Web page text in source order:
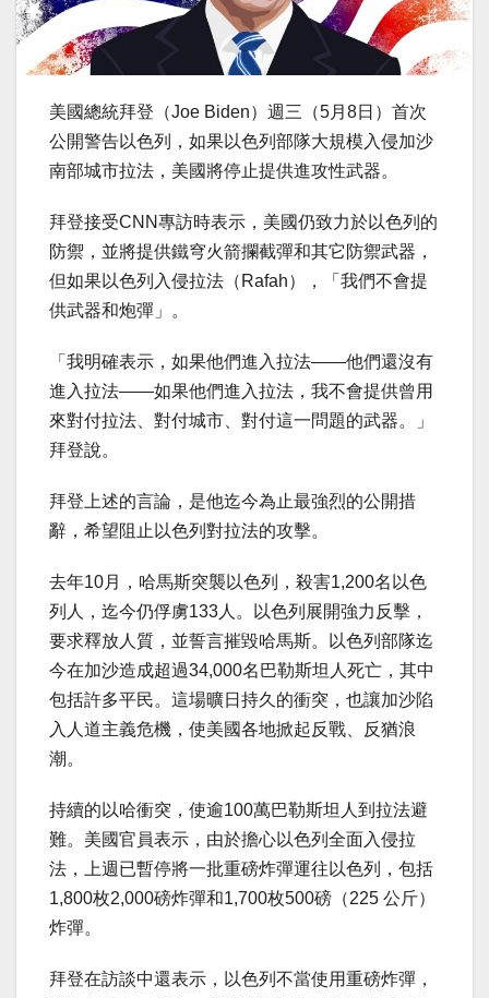
美國總統拜登（Joe Biden）週三（5月8日）首次
公開警告以色列，如果以色列部隊大規模入侵加沙
南部城市拉法，美國將停止提供進攻性武器。
拜登接受CNN專訪時表示，美國仍致力於以色列的
防禦，並將提供鐵穹火箭攔截彈和其它防禦武器，
但如果以色列入侵拉法（Rafah），「我們不會提
供武器和炮彈」。
「我明確表示，如果他們進入拉法——他們還沒有
進入拉法——如果他們進入拉法，我不會提供曾用
來對付拉法、對付城市、對付這一問題的武器。」
拜登說。
拜登上述的言論，是他迄今為止最強烈的公開措
辭，希望阻止以色列對拉法的攻擊。
去年10月，哈馬斯突襲以色列，殺害1,200名以色
列人，迄今仍俘虜133人。以色列展開強力反擊，
要求釋放人質，並誓言摧毀哈馬斯。以色列部隊迄
今在加沙造成超過34,000名巴勒斯坦人死亡，其中
包括許多平民。這場曠日持久的衝突，也讓加沙陷
入人道主義危機，使美國各地掀起反戰、反猶浪
潮。
持續的以哈衝突，使逾100萬巴勒斯坦人到拉法避
難。美國官員表示，由於擔心以色列全面入侵拉
法，上週已暫停將一批重磅炸彈運往以色列，包括
1,800枚2,000磅炸彈和1,700枚500磅（225 公斤）
炸彈。
拜登在訪談中還表示，以色列不當使用重磅炸彈，